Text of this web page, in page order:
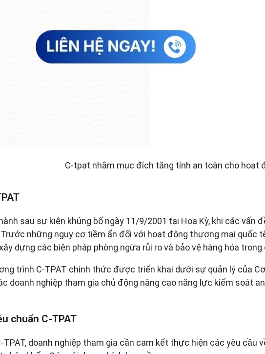
C-tpat nhằm mục đích tăng tính an toàn cho hoạt
sau sự kiện khủng bố ngày 11/9/2001 tại Hoa Kỳ, khi các vấn
những nguy cơ tiềm ẩn đối với hoạt động thương mại quốc
dựng các biện pháp phòng ngừa rủi ro và bảo vệ hàng hóa
trình C-TPAT chính thức được triển khai dưới sự quản lý của
doanh nghiệp tham gia chủ động nâng cao năng lực kiểm soát
chuẩn C-TPAT
doanh nghiệp tham gia cần cam kết thực hiện các yêu cầu